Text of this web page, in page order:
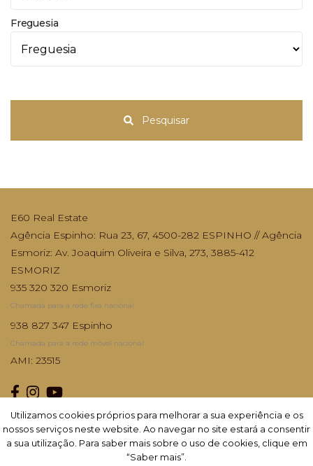
Utilizamos cookies próprios para melhorar a sua experiência e os
nossos serviços neste website. Ao navegar no site estará a consentir
a sua utilização. Para saber mais sobre o uso de cookies, clique em
“Saber mais”.
Freguesia
Pesquisar
E60 Real Estate
Agência Espinho: Rua 23, 67, 4500-282 ESPINHO // Agência
Esmoriz: Av. Joaquim Oliveira e Silva, 273, 3885-412
ESMORIZ
935 320 320 Esmoriz
Chamada para a rede fixa nacional
938 827 347 Espinho
Chamada para a rede móvel nacional
AMI: 23515
Subscrever
Utilizamos cookies próprios para melhorar a sua experiência e os
nossos serviços neste website. Ao navegar no site estará a consentir
a sua utilização. Para saber mais sobre o uso de cookies, clique em
“Saber mais”.